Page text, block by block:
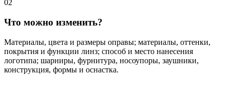
02
Что можно изменить?
Материалы, цвета и размеры оправы; материалы, оттенки,
покрытия и функции линз; способ и место нанесения
логотипа; шарниры, фурнитура, носоупоры, заушники,
конструкция, формы и оснастка.